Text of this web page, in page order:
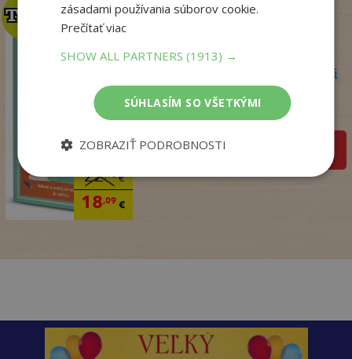
22,90€
18,09€
TOP
TOP
Psychoterapeutka v akcii
Na sklade
pridať do košíka
zásadami používania súborov cookie.
Prečítať viac
SHOW ALL PARTNERS(1913) →
SÚHLASÍM SO VŠETKÝMI
ZOBRAZIŤ PODROBNOSTI